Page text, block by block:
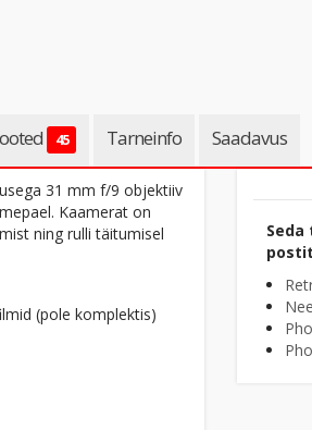
45 Tarneinfo Saadavus
31 mm f/9 objektiiv
Kaamerat on
ning rulli täitumisel
(pole komplektis)